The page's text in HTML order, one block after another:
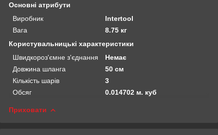
Основні атрибути
Виробник
Intertool
Вага
8.75 кг
Користувальницькі характеристики
Швидкороз'ємне з'єднання
Немає
Довжина шланга
50 см
Кількість шарів
3
Обсяг
0.014702 м. куб
Приховати